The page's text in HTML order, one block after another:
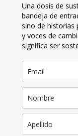
Una dosis de
bandeja de
sino de historias
y voces de
significa ser